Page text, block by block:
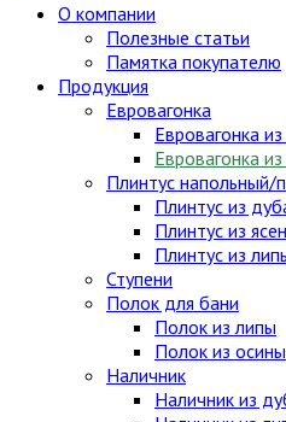
О компании
Полезные статьи
Памятка покупателю
Продукция
Евровагонка
Евровагонка
Евровагонка
Плинтус напольный/
Плинтус из
Плинтус из
Плинтус из
Ступени
Полок для бани
Полок из липы
Полок из осины
Наличник
Наличник из